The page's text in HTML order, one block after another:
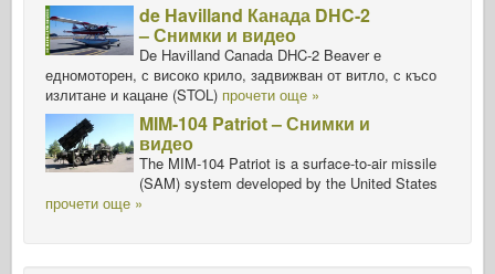
de Havilland Канада DHC-2
– Снимки и видео
De Havilland Canada DHC-2 Beaver е
едномоторен, с високо крило, задвижван от витло, с късо
излитане и кацане (STOL) прочети още »
MIM-104 Patriot – Снимки и
видео
The MIM-104 Patriot is a surface-to-air missile
(SAM) system developed by the United States
прочети още »